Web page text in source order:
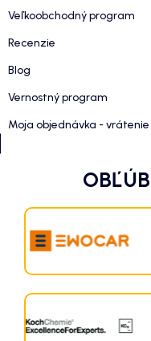
Veľkoobchodný program
Recenzie
Blog
Vernostný program
Moja objednávka -